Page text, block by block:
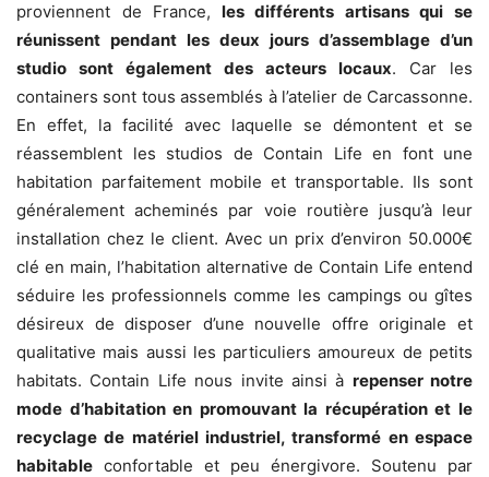
proviennent de France, les différents artisans qui se
réunissent pendant les deux jours d’assemblage d’un
studio sont également des acteurs locaux. Car les
containers sont tous assemblés à l’atelier de Carcassonne.
En effet, la facilité avec laquelle se démontent et se
réassemblent les studios de Contain Life en font une
habitation parfaitement mobile et transportable. Ils sont
généralement acheminés par voie routière jusqu’à leur
installation chez le client. Avec un prix d’environ 50.000€
clé en main, l’habitation alternative de Contain Life entend
séduire les professionnels comme les campings ou gîtes
désireux de disposer d’une nouvelle offre originale et
qualitative mais aussi les particuliers amoureux de petits
habitats. Contain Life nous invite ainsi à repenser notre
mode d’habitation en promouvant la récupération et le
recyclage de matériel industriel, transformé en espace
habitable confortable et peu énergivore. Soutenu par